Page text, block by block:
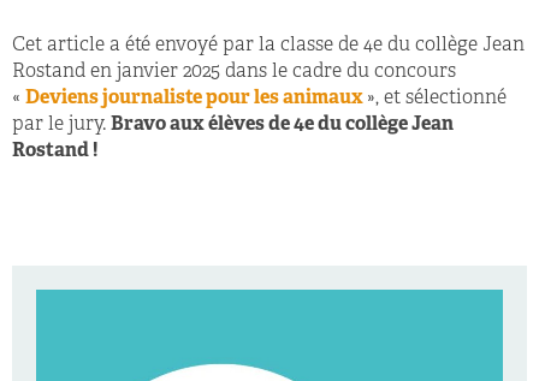
Cet article a été envoyé par la classe de 4e du collège Jean
Rostand en janvier 2025 dans le cadre du concours
« Deviens journaliste pour les animaux », et sélectionné
par le jury. Bravo aux élèves de 4e du collège Jean
Rostand !